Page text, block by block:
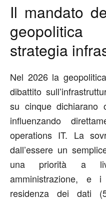
Il mandato
strategia
Nel 2026 la
dibattito
su cinque dichiarano
influenzando
operations IT. La
dall’essere un
una priorità a
amministrazione, e
residenza dei dati